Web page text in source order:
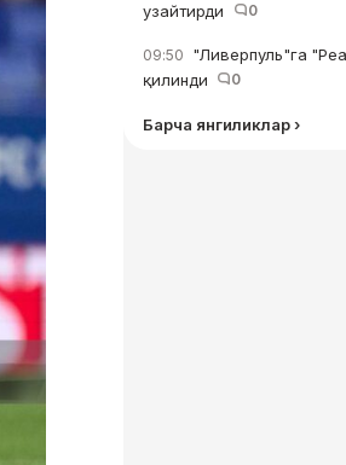
узайтирди
0
09:50 "Ливерпуль"га
қилинди
0
Барча янгиликлар ›